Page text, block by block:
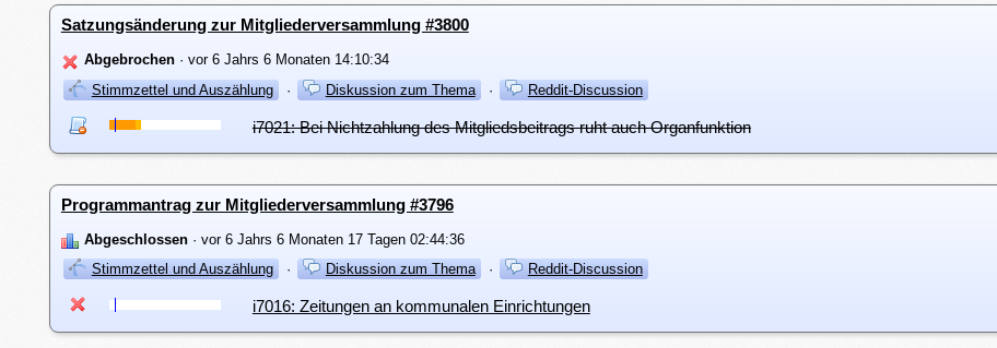
Satzungsänderung zur Mitgliederversammlung #3800
Abgebrochen· vor 6 Jahrs 6 Monaten 14:10:34
Stimmzettel und Auszählung
· Diskussion zum Thema · Reddit-Discussion
i7021: Bei Nichtzahlung des Mitgliedsbeitrags ruht auch Organfunktion
Programmantrag zur Mitgliederversammlung #3796
Abgeschlossen· vor 6 Jahrs 6 Monaten 17 Tagen 02:44:36
Stimmzettel und Auszählung
· Diskussion zum Thema · Reddit-Discussion
i7016: Zeitungen an kommunalen Einrichtungen